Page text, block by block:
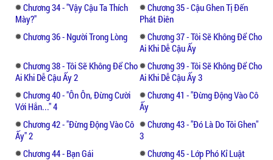
Chương 34 - "vậy Cậu Ta Thích
Mày?"
Chương 35 - Cậu Ghen Tị Đến
Phát Điên
Chương 36 - Người Trong Lòng
Chương 37 - Tôi Sẽ Không Để Cho
Ai Khi Dễ Cậu Ấy
Chương 38 - Tôi Sẽ Không Để Cho
Ai Khi Dễ Cậu Ấy 2
Chương 39 - Tôi Sẽ Không Để Cho
Ai Khi Dễ Cậu Ấy 3
Chương 40 - "ôn Ôn, Đừng Cười
Với Hắn..." 4
Chương 41 - "đừng Động Vào Cô
Ấy
Chương 42 - "đừng Động Vào Cô
Ấy" 2
Chương 43 - "đó Là Do Tôi Ghen"
3
Chương 44 - Bạn Gái
Chương 45 - Lớp Phó Kỉ Luật